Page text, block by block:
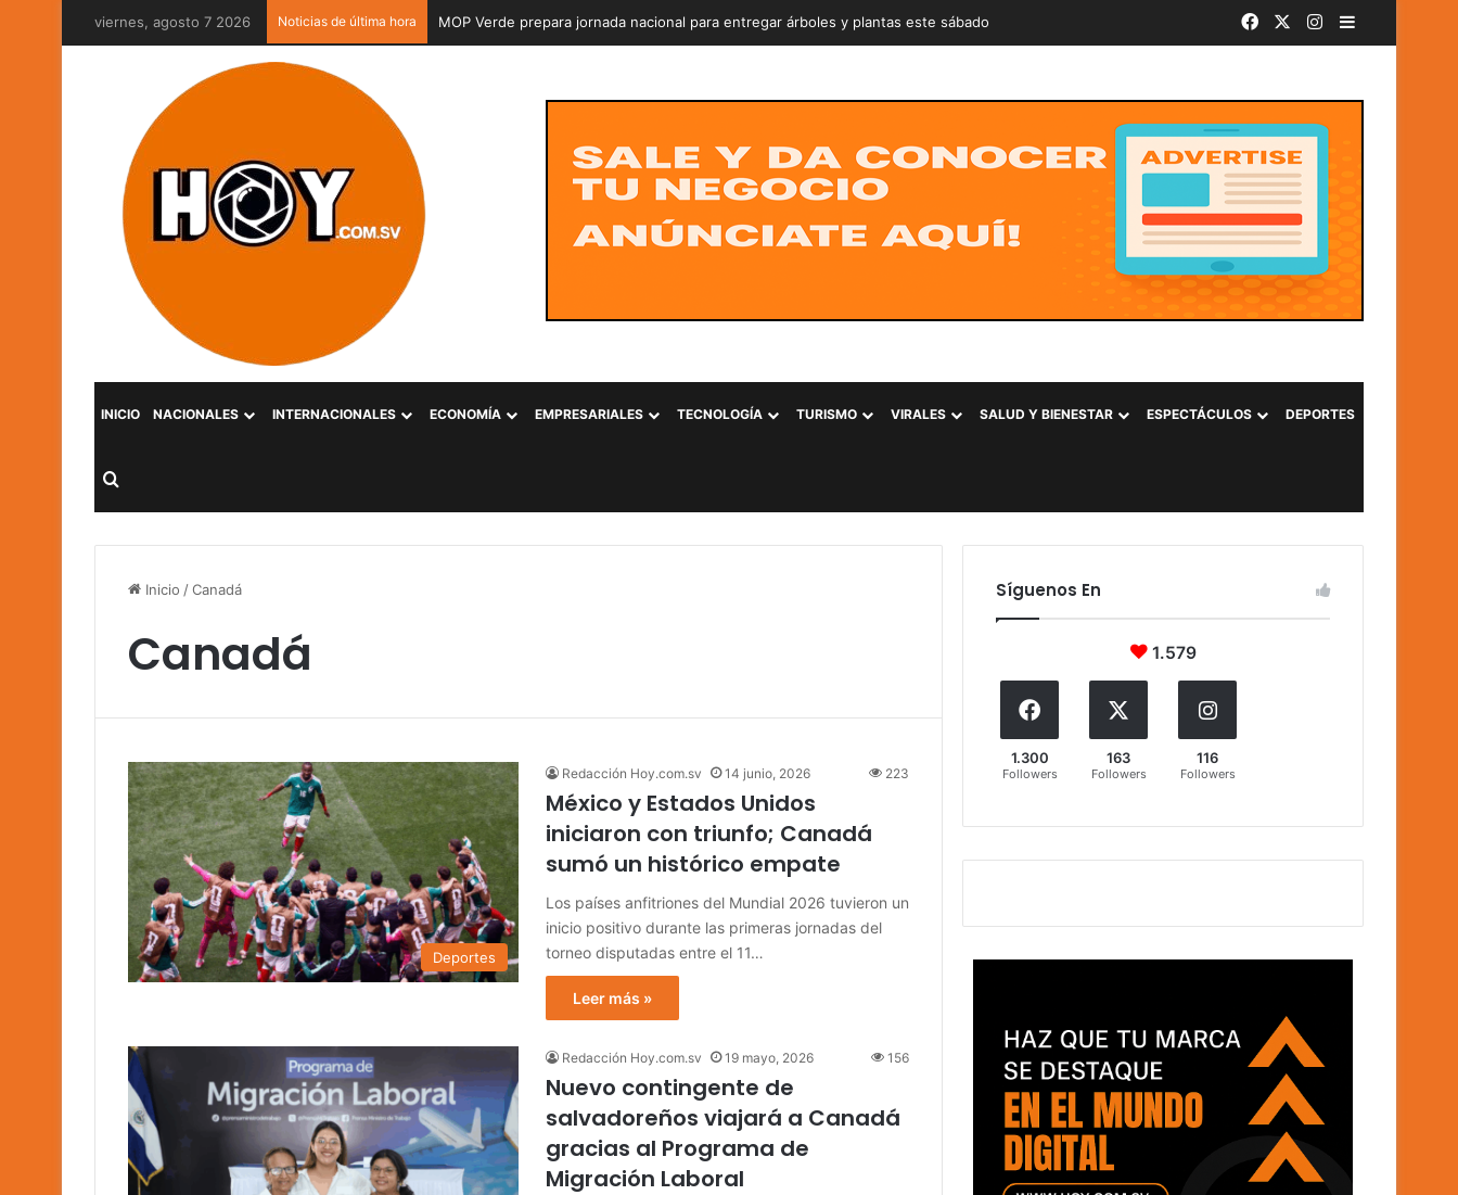
viernes, agosto 7 2026 Noticias de última hora MOP Verde prepara jornada nacional para entregar árboles y plantas este sábado Facebook Instagram
INICIO NACIONALES INTERNACIONALES ECONOMÍA EMPRESARIALES TECNOLOGÍA TURISMO VIRALES SALUD Y BIENESTAR ESPECTÁCULOS DEPORTES
Buscar por
Inicio /Canadá
Canadá
Deportes
Redacción Hoy.com.sv 14 junio, 2026 223
México y Estados Unidos
iniciaron con triunfo; Canadá
sumó un histórico empate
Los países anfitriones del Mundial 2026 tuvieron un
inicio positivo durante las primeras jornadas del
torneo disputadas entre el 11…
Leer más »
Redacción Hoy.com.sv 19 mayo, 2026 156
Nuevo contingente de
salvadoreños viajará a Canadá
gracias al Programa de
Migración Laboral
Síguenos En
1.579
1.300
Followers
163
Followers
116
Followers